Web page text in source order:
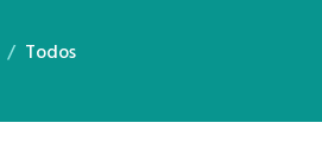
Todos